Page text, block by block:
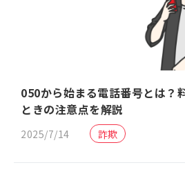
050から始まる電話番号とは？
ときの注意点を解説
2025/7/14 詐欺